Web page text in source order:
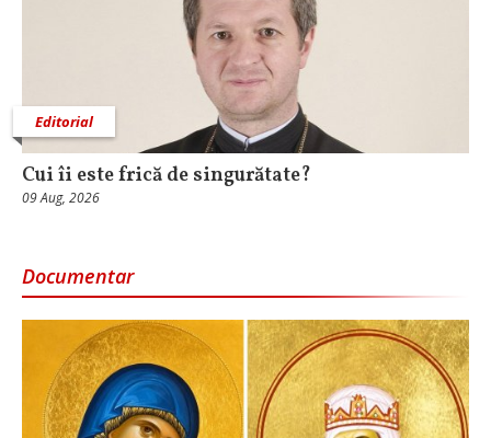
Editorial
Cui îi este frică de singurătate?
09 Aug, 2026
Documentar